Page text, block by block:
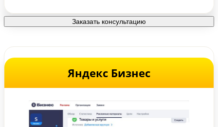
Заказать консультацию
Яндекс Бизнес